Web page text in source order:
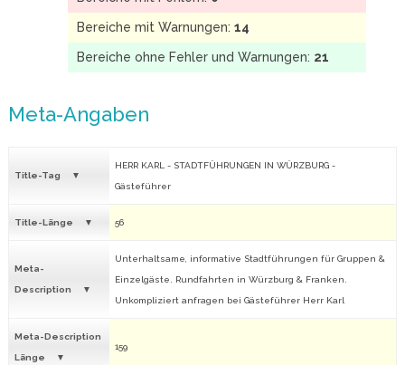
Bereiche mit Warnungen: 14
Bereiche ohne Fehler und Warnungen: 21
Meta-Angaben
Title-Tag
HERR KARL - STADTFÜHRUNGEN IN WÜRZBURG -
Gästeführer
Title-Länge 56
Meta-
Description
Unterhaltsame, informative Stadtführungen für Gruppen &
Einzelgäste. Rundfahrten in Würzburg & Franken.
Unkompliziert anfragen bei Gästeführer Herr Karl
Meta-Description
Länge
159